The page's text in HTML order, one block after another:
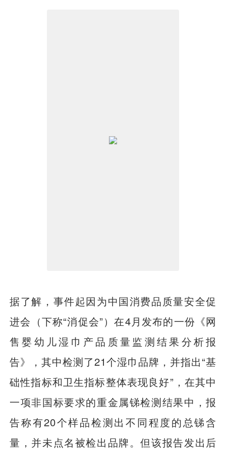
据了解，事件起因为中国消费品质量安全促
进会（下称“消促会”）在4月发布的一份《网
售婴幼儿湿巾产品质量监测结果分析报
告》，其中检测了21个湿巾品牌，并指出“基
础性指标和卫生指标整体表现良好”，在其中
一项非国标要求的重金属锑检测结果中，报
告称有20个样品检测出不同程度的总锑含
量，并未点名被检出品牌。但该报告发出后